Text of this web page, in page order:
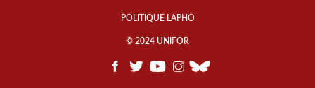
POLITIQUE LAPHO
© 2024 UNIFOR